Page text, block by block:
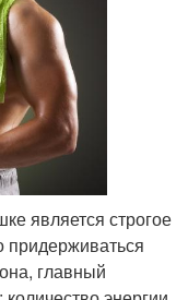
является строгое
придерживаться
главный